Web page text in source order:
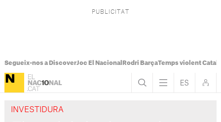
Segueix-nos a DiscoverJoc El Nacional Rodri BarçaTemps violent
INVESTIDURA